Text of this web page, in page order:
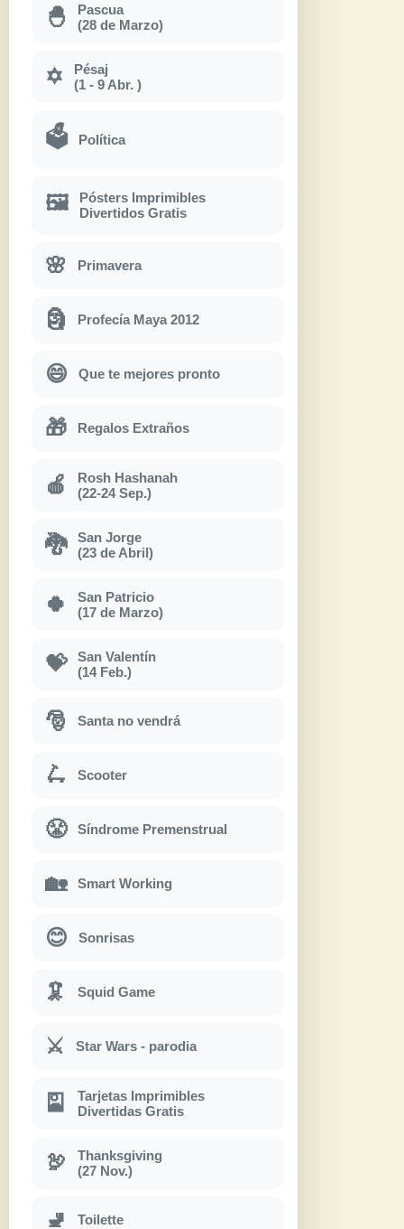
🐣
Pascua
(28 de Marzo)
✡
Pésaj
(1 - 9 Abr. )
🗳 Política
🖼
Pósters Imprimibles
Divertidos Gratis
🌸 Primavera
🗿 Profecía Maya 2012
😄 Que te mejores pronto
🎁 Regalos Extraños
🍎
Rosh Hashanah
(22-24 Sep.)
🐉
San Jorge
(23 de Abril)
🍀
San Patricio
(17 de Marzo)
💝
San Valentín
(14 Feb.)
🎅 Santa no vendrá
🛴 Scooter
😤 Síndrome Premenstrual
🏡 Smart Working
😊 Sonrisas
🦑 Squid Game
⚔ Star Wars - parodia
🎴
Tarjetas Imprimibles
Divertidas Gratis
🦃
Thanksgiving
(27 Nov.)
🚽 Toilette